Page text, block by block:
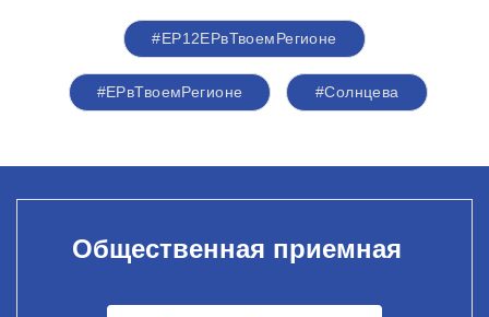
#ЕР12ЕРвТвоемРегионе
#ЕРвТвоемРегионе #Солнцева
Общественная приемная